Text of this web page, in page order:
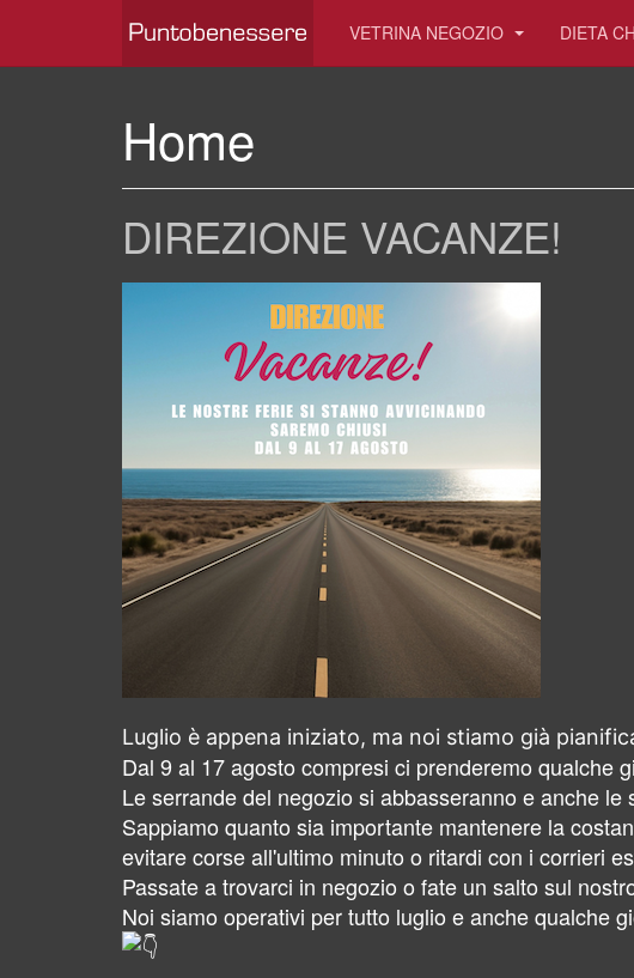
VETRINA NEGOZIO DIETA
Home
DIREZIONE VACANZE!
Luglio è appena iniziato, ma noi stiamo già
Dal 9 al 17 agosto compresi ci prenderemo qualche
Le serrande del negozio si abbasseranno e anche
Sappiamo quanto sia importante mantenere la
evitare corse all'ultimo minuto o ritardi con i corrieri
Passate a trovarci in negozio o fate un salto sul
Noi siamo operativi per tutto luglio e anche qualche